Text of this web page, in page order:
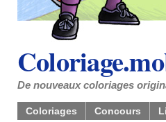
De nouveaux coloriages
Coloriages Concours